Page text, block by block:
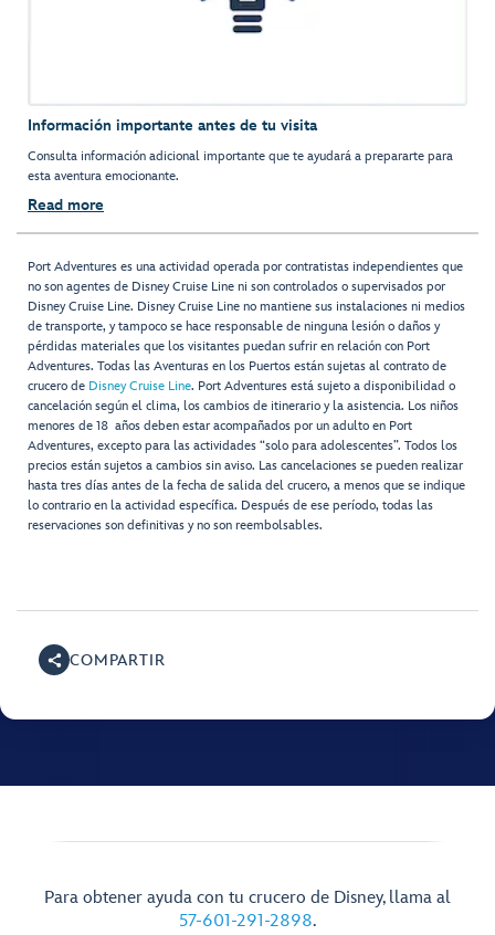
Información importante antes de tu visita
Consulta información adicional importante que te ayudará a prepararte para
esta aventura emocionante.
Read more
Port Adventures es una actividad operada por contratistas independientes que
no son agentes de Disney Cruise Line ni son controlados o supervisados por
Disney Cruise Line. Disney Cruise Line no mantiene sus instalaciones ni medios
de transporte, y tampoco se hace responsable de ninguna lesión o daños y
pérdidas materiales que los visitantes puedan sufrir en relación con Port
Adventures. Todas las Aventuras en los Puertos están sujetas al contrato de
crucero de Disney Cruise Line. Port Adventures está sujeto a disponibilidad o
cancelación según el clima, los cambios de itinerario y la asistencia. Los niños
menores de 18 años deben estar acompañados por un adulto en Port
Adventures, excepto para las actividades “solo para adolescentes”. Todos los
precios están sujetos a cambios sin aviso. Las cancelaciones se pueden realizar
hasta tres días antes de la fecha de salida del crucero, a menos que se indique
lo contrario en la actividad específica. Después de ese período, todas las
reservaciones son definitivas y no son reembolsables.
COMPARTIR
Para obtener ayuda con tu crucero de Disney, llama al
57-601-291-2898.